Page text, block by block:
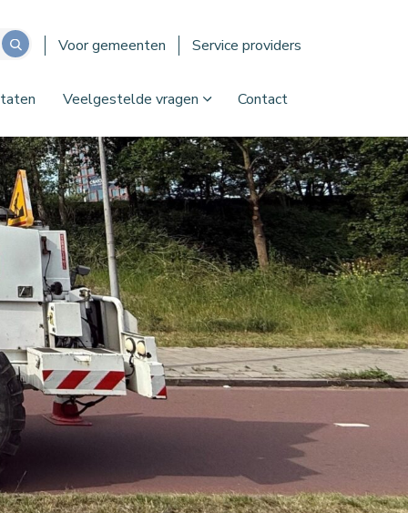
Voor gemeenten Service providers
Veelgestelde vragen Contact